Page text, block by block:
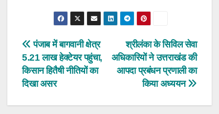
Post
navigation
श्रीलंका के सिविल सेवा
अधिकारियों ने उत्तराखंड की
आपदा प्रबंधन प्रणाली का
किया अध्ययन
पंजाब में बागवानी क्षेत्र
5.21 लाख हेक्टेयर पहुंचा,
किसान हितैषी नीतियों का
दिखा असर